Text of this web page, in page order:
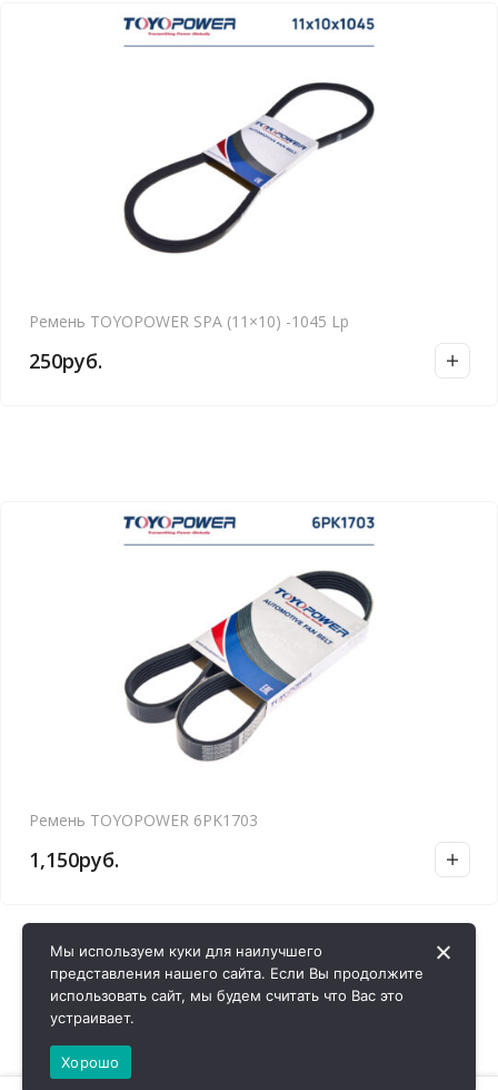
Ремень TOYOPOWER SPA (11×10) -1045 Lp
250руб.
Ремень TOYOPOWER 6PK1703
1,150руб.
Мы используем куки для наилучшего
представления нашего сайта. Если Вы продолжите
использовать сайт, мы будем считать что Вас это
устраивает.
Хорошо